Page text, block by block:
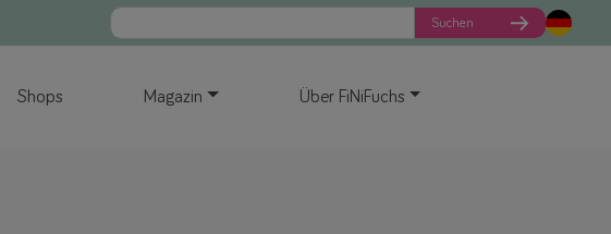
Suchen
Shops Magazin Über FiNiFuchs